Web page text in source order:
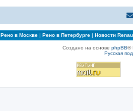
Рено в Москве| Рено в Петербурге| Новости
Создано на основе phpBB®
Русская